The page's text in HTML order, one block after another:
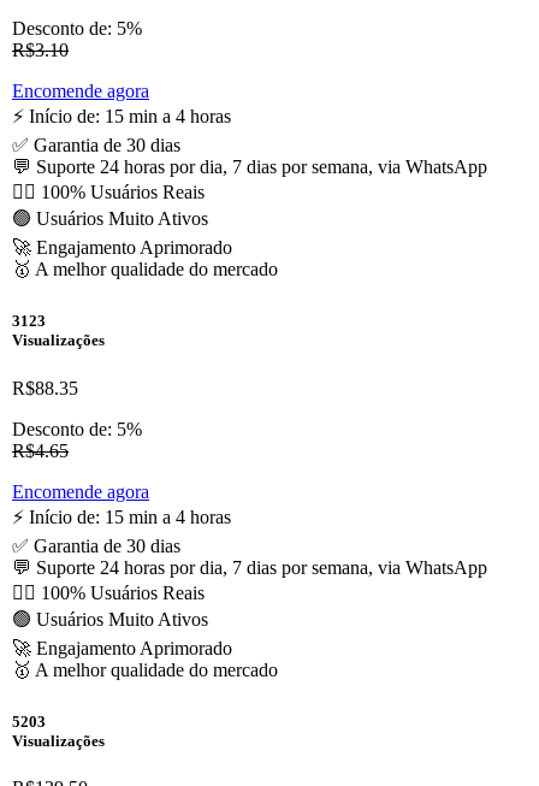
Desconto de: 5%
R$3.10
Encomende agora
⚡️ Início de: 15 min a 4 horas
✅ Garantia de 30 dias
💬 Suporte 24 horas por dia, 7 dias por semana, via WhatsApp
🙋‍♂️ 100% Usuários Reais
🟢 Usuários Muito Ativos
🚀 Engajamento Aprimorado
🥇 A melhor qualidade do mercado
3123
Visualizações
R$88.35
Desconto de: 5%
R$4.65
Encomende agora
⚡️ Início de: 15 min a 4 horas
✅ Garantia de 30 dias
💬 Suporte 24 horas por dia, 7 dias por semana, via WhatsApp
🙋‍♂️ 100% Usuários Reais
🟢 Usuários Muito Ativos
🚀 Engajamento Aprimorado
🥇 A melhor qualidade do mercado
5203
Visualizações